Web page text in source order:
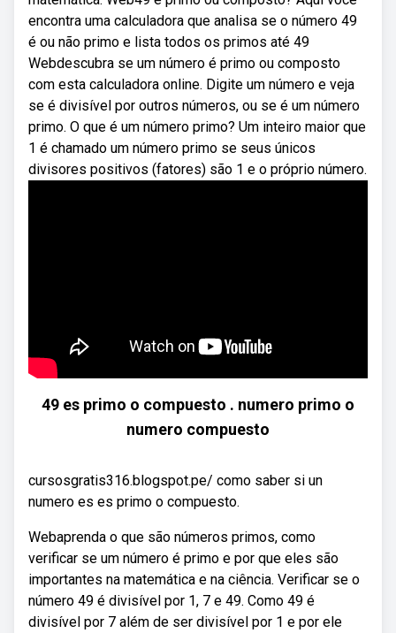
encontra uma calculadora que analisa se o número 49
é ou não primo e lista todos os primos até 49
Webdescubra se um número é primo ou composto
com esta calculadora online. Digite um número e veja
se é divisível por outros números, ou se é um número
primo. O que é um número primo? Um inteiro maior que
1 é chamado um número primo se seus únicos
divisores positivos (fatores) são 1 e o próprio número.
49 es primo o compuesto . numero primo o
numero compuesto
cursosgratis316.blogspot.pe/ como saber si un
numero es es primo o compuesto.
Webaprenda o que são números primos, como
verificar se um número é primo e por que eles são
importantes na matemática e na ciência. Verificar se o
número 49 é divisível por 1, 7 e 49. Como 49 é
divisível por 7 além de ser divisível por 1 e por ele